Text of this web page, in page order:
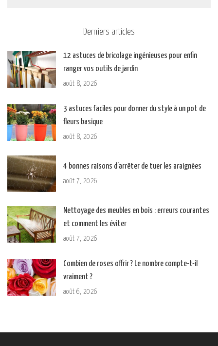
Derniers articles
12 astuces de bricolage ingénieuses pour enfin
ranger vos outils de jardin
août 8, 2026
3 astuces faciles pour donner du style à un pot de
fleurs basique
août 8, 2026
4 bonnes raisons d’arrêter de tuer les araignées
août 7, 2026
Nettoyage des meubles en bois : erreurs courantes
et comment les éviter
août 7, 2026
Combien de roses offrir ? Le nombre compte-t-il
vraiment ?
août 6, 2026